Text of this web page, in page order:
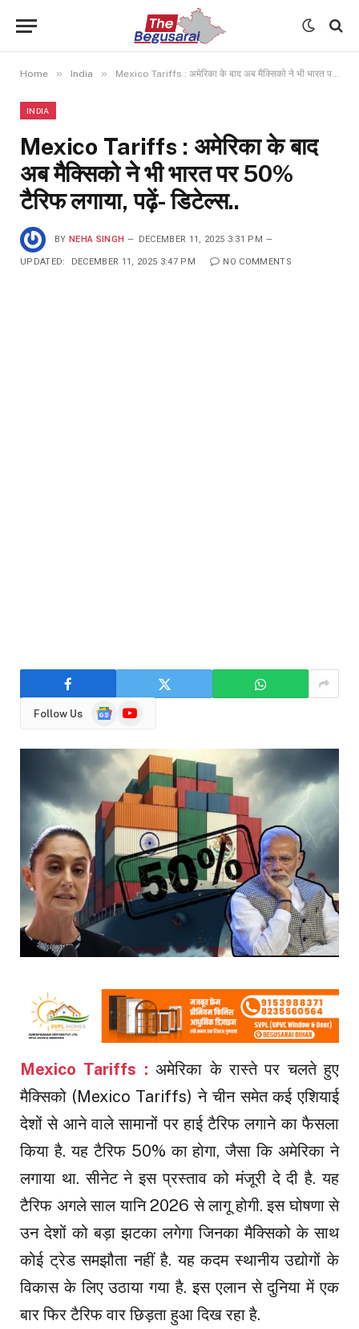
Home » India » Mexico Tariffs : अमेरिका के बाद अब मैक्सिको ने भी भारत पर 50% टैरिफ लगाया, पढ़ें- डिटेल्स..
INDIA
Mexico Tariffs : अमेरिका के बाद
अब मैक्सिको ने भी भारत पर 50%
टैरिफ लगाया, पढ़ें- डिटेल्स..
BY NEHA SINGH DECEMBER 11, 2025 3:31 PM
UPDATED: DECEMBER 11, 2025 3:47 PM NO COMMENTS
Follow Us
GoogleYouTube
Mexico Tariffs : अमेरिका के रास्ते पर चलते हुए
मैक्सिको (Mexico Tariffs) ने चीन समेत कई एशियाई
देशों से आने वाले सामानों पर हाई टैरिफ लगाने का फैसला
किया है. यह टैरिफ 50% का होगा, जैसा कि अमेरिका ने
लगाया था. सीनेट ने इस प्रस्ताव को मंजूरी दे दी है. यह
टैरिफ अगले साल यानि 2026 से लागू होगी. इस घोषणा से
उन देशों को बड़ा झटका लगेगा जिनका मैक्सिको के साथ
कोई ट्रेड समझौता नहीं है. यह कदम स्थानीय उद्योगों के
विकास के लिए उठाया गया है. इस एलान से दुनिया में एक
बार फिर टैरिफ वार छिड़ता हुआ दिख रहा है.